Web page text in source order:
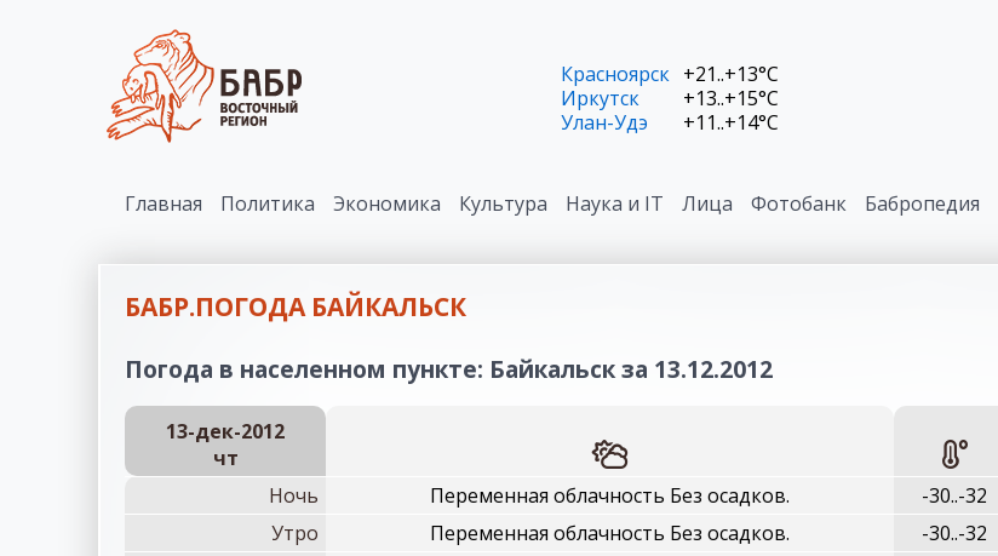
Красноярск +21..+13°C
Иркутск
+13..+15°C
Улан-Удэ
+11..+14°C
Главная Политика Экономика Культура Наука и IT Лица Фотобанк Бабропедия
БАБР.ПОГОДА БАЙКАЛЬСК
Погода в населенном пункте: Байкальск за 13.12.2012
13-дек-2012
чт
Ночь
Переменная облачность Без осадков. -30..-32
Утро
Переменная облачность Без осадков. -30..-32